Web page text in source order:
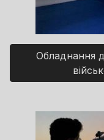
Обладнання